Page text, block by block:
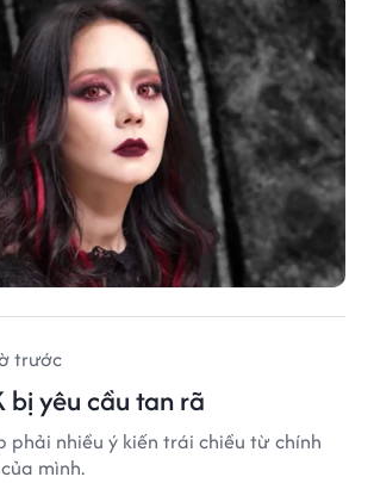
trước
bị yêu cầu tan rã
phải nhiều ý kiến trái chiều từ chính
mình.